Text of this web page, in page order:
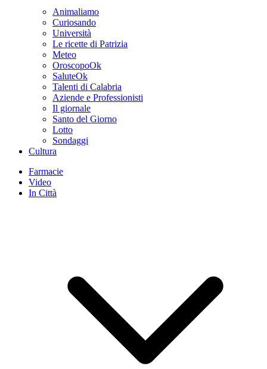
Animaliamo
Curiosando
Università
Le ricette di Patrizia
Meteo
OroscopoOk
SaluteOk
Talenti di Calabria
Aziende e Professionisti
Il giornale
Santo del Giorno
Lotto
Sondaggi
Cultura
Farmacie
Video
In Città